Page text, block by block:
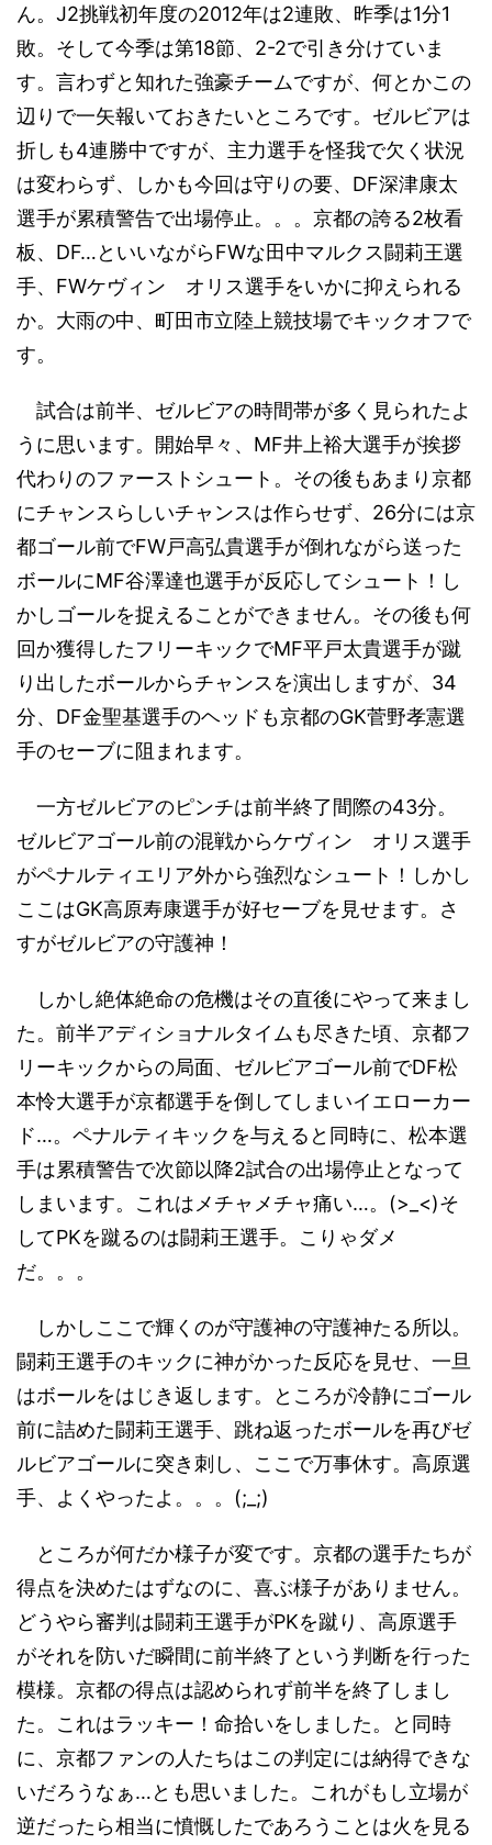
ん。J2挑戦初年度の2012年は2連敗、昨季は1分1
敗。そして今季は第18節、2-2で引き分けていま
す。言わずと知れた強豪チームですが、何とかこの
辺りで一矢報いておきたいところです。ゼルビアは
折しも4連勝中ですが、主力選手を怪我で欠く状況
は変わらず、しかも今回は守りの要、DF深津康太
選手が累積警告で出場停止。。。京都の誇る2枚看
板、DF…といいながらFWな田中マルクス闘莉王選
手、FWケヴィン オリス選手をいかに抑えられる
か。大雨の中、町田市立陸上競技場でキックオフで
す。
試合は前半、ゼルビアの時間帯が多く見られたよ
うに思います。開始早々、MF井上裕大選手が挨拶
代わりのファーストシュート。その後もあまり京都
にチャンスらしいチャンスは作らせず、26分には京
都ゴール前でFW戸高弘貴選手が倒れながら送った
ボールにMF谷澤達也選手が反応してシュート！し
かしゴールを捉えることができません。その後も何
回か獲得したフリーキックでMF平戸太貴選手が蹴
り出したボールからチャンスを演出しますが、34
分、DF金聖基選手のヘッドも京都のGK菅野孝憲選
手のセーブに阻まれます。
一方ゼルビアのピンチは前半終了間際の43分。
ゼルビアゴール前の混戦からケヴィン オリス選手
がペナルティエリア外から強烈なシュート！しかし
ここはGK高原寿康選手が好セーブを見せます。さ
すがゼルビアの守護神！
しかし絶体絶命の危機はその直後にやって来まし
た。前半アディショナルタイムも尽きた頃、京都フ
リーキックからの局面、ゼルビアゴール前でDF松
本怜大選手が京都選手を倒してしまいイエローカー
ド…。ペナルティキックを与えると同時に、松本選
手は累積警告で次節以降2試合の出場停止となって
しまいます。これはメチャメチャ痛い…。(>_<)そ
してPKを蹴るのは闘莉王選手。こりゃダメ
だ。。。
しかしここで輝くのが守護神の守護神たる所以。
闘莉王選手のキックに神がかった反応を見せ、一旦
はボールをはじき返します。ところが冷静にゴール
前に詰めた闘莉王選手、跳ね返ったボールを再びゼ
ルビアゴールに突き刺し、ここで万事休す。高原選
手、よくやったよ。。。(;_;)
ところが何だか様子が変です。京都の選手たちが
得点を決めたはずなのに、喜ぶ様子がありません。
どうやら審判は闘莉王選手がPKを蹴り、高原選手
がそれを防いだ瞬間に前半終了という判断を行った
模様。京都の得点は認められず前半を終了しまし
た。これはラッキー！命拾いをしました。と同時
に、京都ファンの人たちはこの判定には納得できな
いだろうなぁ…とも思いました。これがもし立場が
逆だったら相当に憤慨したであろうことは火を見る